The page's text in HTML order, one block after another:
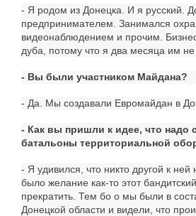
- Я родом из Донецка. И я русский.
предпринимателем. Занимался
видеонаблюдением и прочим.
дуба, потому что я два месяца им не
- Вы были участником Майдана?
- Да. Мы создавали Евромайдан в
- Как вы пришли к идее, что надо
батальоны территориальной
- Я удивился, что никто другой к
было желание как-то этот
прекратить. Тем бо о мы были в
Донецкой области и видели, что